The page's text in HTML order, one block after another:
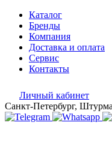
Каталог
Бренды
Компания
Доставка и оплата
Сервис
Контакты
Личный кабинет
Санкт-Петербург,